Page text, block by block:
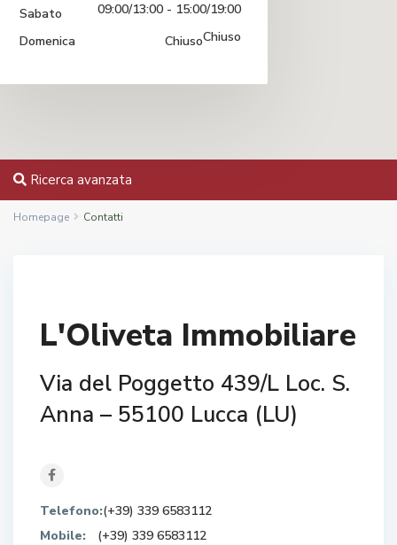
09:00/13:00 - 15:00/19:00
Sabato
Chiuso
Domenica Chiuso
Ricerca avanzata
Homepage Contatti
L'Oliveta Immobiliare
Via del Poggetto 439/L Loc. S.
Anna – 55100 Lucca (LU)
Telefono:(+39) 339 6583112
Mobile:
(+39) 339 6583112